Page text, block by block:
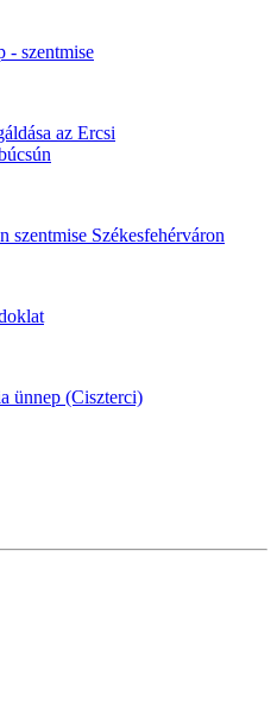
- szentmise
az Ercsi
szentmise Székesfehérváron
ünnep (Ciszterci)